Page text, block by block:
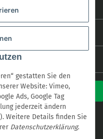
gestatten Sie den
Website: Vimeo,
Ads, Google Tag
jederzeit ändern
Weitere Details finden Sie
Datenschutzerklärung.
Versand